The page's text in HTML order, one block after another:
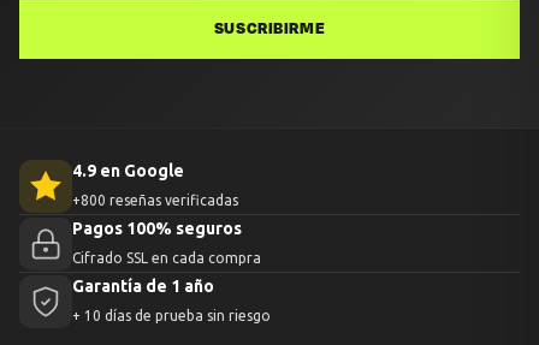
SUSCRIBIRME
4.9 en Google
+800 reseñas verificadas
Pagos 100% seguros
Cifrado SSL en cada compra
Garantía de 1 año
+ 10 días de prueba sin riesgo